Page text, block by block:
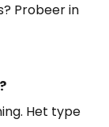
Probeer in
Het type